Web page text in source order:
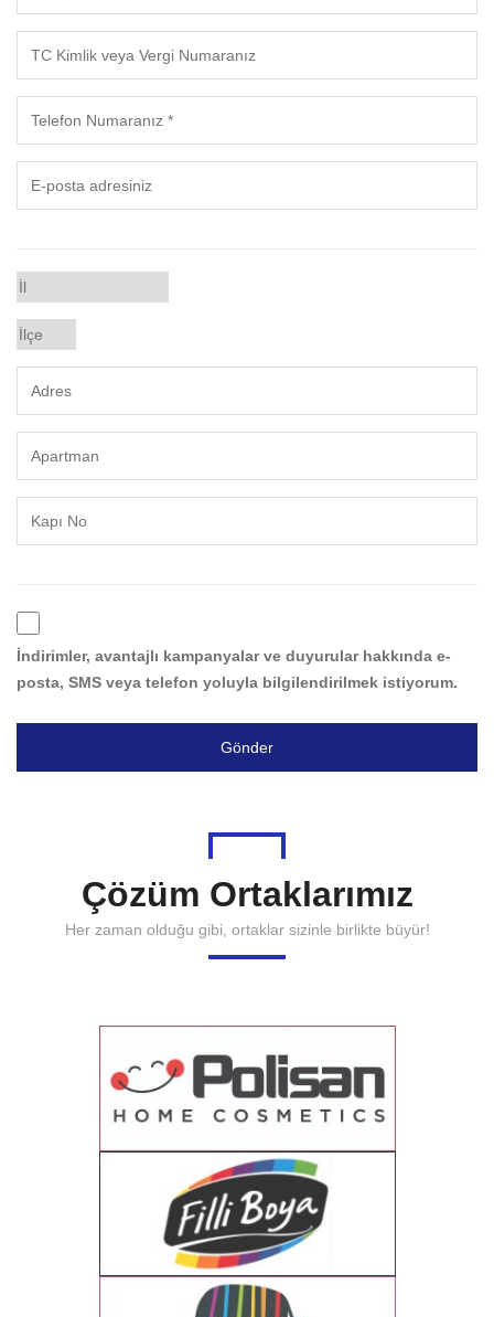
İndirimler, avantajlı kampanyalar ve duyurular hakkında e-
posta, SMS veya telefon yoluyla bilgilendirilmek istiyorum.
Gönder
Çözüm Ortaklarımız
Her zaman olduğu gibi, ortaklar sizinle birlikte büyür!